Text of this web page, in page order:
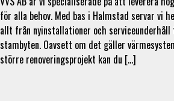
för alla behov. Med bas i Halmstad servar vi
allt från nyinstallationer och
stambyten. Oavsett om det gäller
större renoveringsprojekt kan du […]